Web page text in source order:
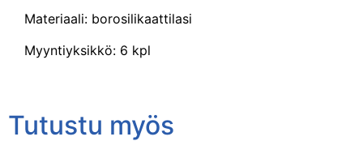
Materiaali: borosilikaattilasi
Myyntiyksikkö: 6 kpl
Tutustu myös